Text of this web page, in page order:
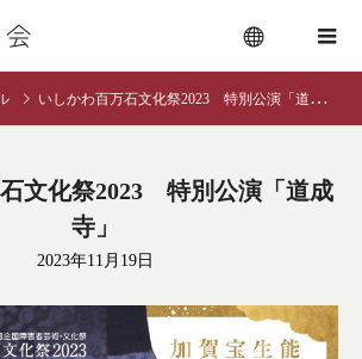
menu
いしかわ百万石文化祭2023 特別公演「道成寺」
文化祭2023 特別公演「道成
寺」
2023年11月19日